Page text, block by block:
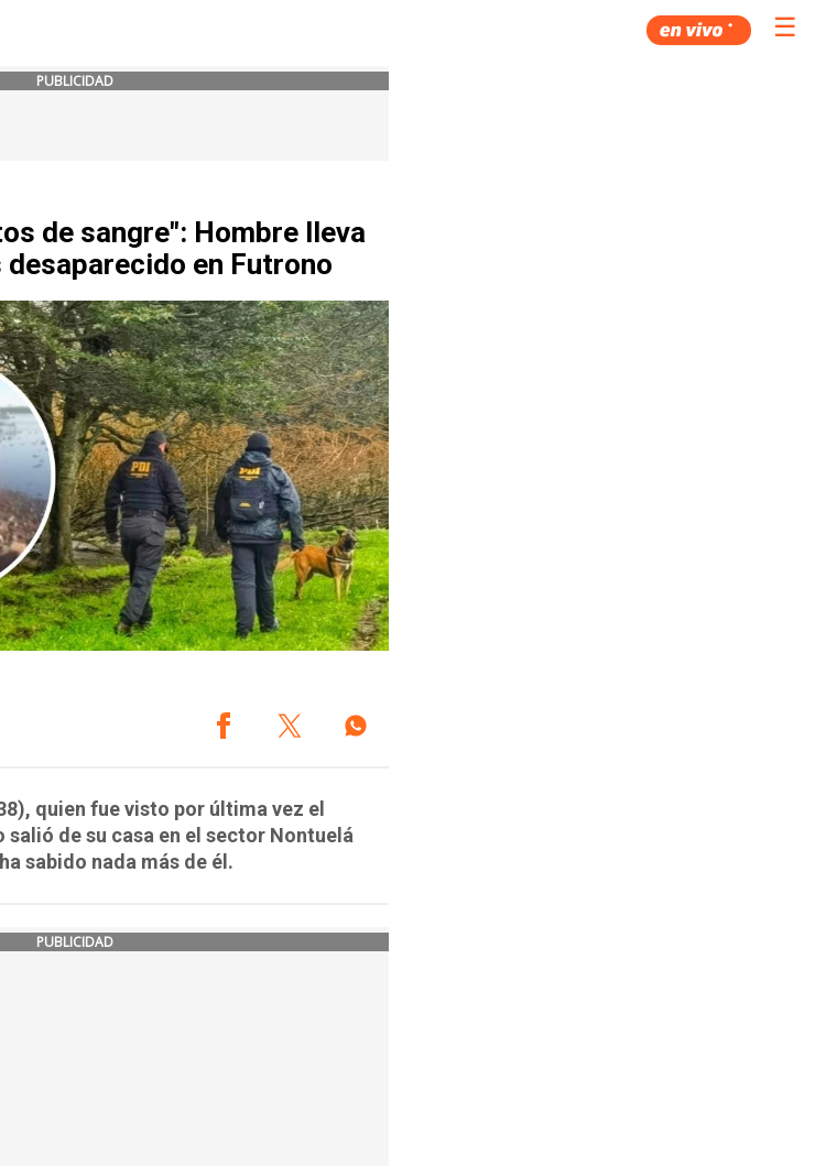
☰
PUBLICIDAD
de sangre": Hombre lleva
en Futrono
quien fue visto por última vez el
salió de su casa en el sector Nontuelá
sabido nada más de él.
PUBLICIDAD